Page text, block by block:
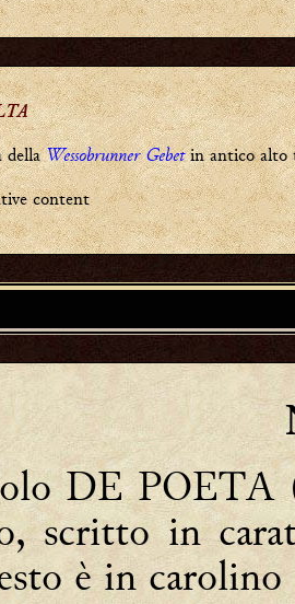
dellaWessobrunner Gebetin antico alto
content
DE POETA
scritto in
è in